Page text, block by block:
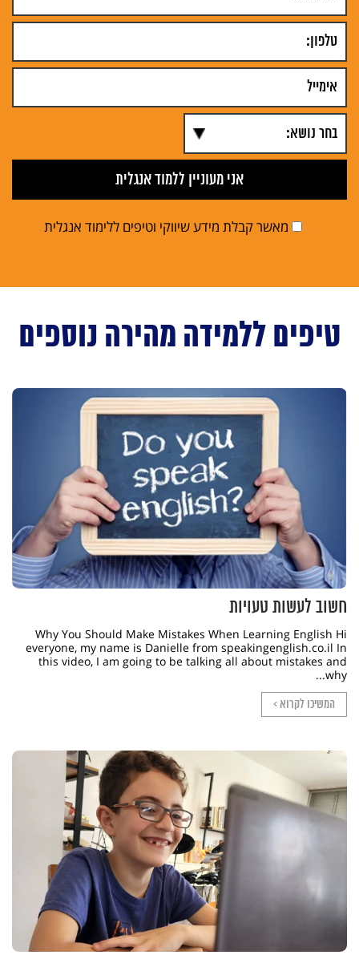
מאשר קבלת מידע שיווקי וטיפים ללימוד אנגלית
טיפים ללמידה מהירה נוספים
חשוב לעשות טעויות
Why You Should Make Mistakes When Learning English Hi
everyone, my name is Danielle from speakingenglish.co.il In
this video, I am going to be talking all about mistakes and
why...
המשיכו לקרוא >